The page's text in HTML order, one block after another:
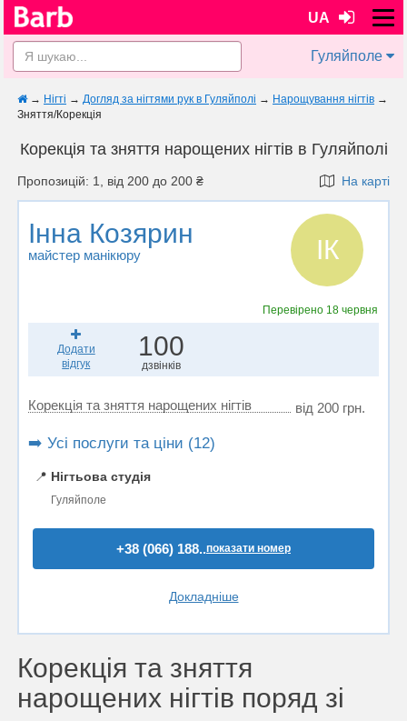
UA
Гуляйполе
→ Нігті → Догляд за нігтями рук в Гуляйполі → Нарощування нігтів →
Зняття/Корекція
Корекція та зняття нарощених нігтів в Гуляйполі
Пропозицій: 1, від 200 до 200 ₴ На карті
Інна Козярин
майстер манікюру ІК
Перевірено 18 червня
Додати
відгук
100
дзвінків
Корекція та зняття нарощених нігтів від 200 грн.
➡️ Усі послуги та ціни (12)
📍 Нігтьова студія
Гуляйполе
+38 (066) 188..показати номер
Докладніше
Корекція та зняття
нарощених нігтів поряд зі